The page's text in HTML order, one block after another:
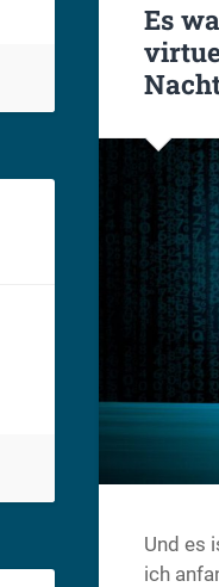
Es
Und es
ich